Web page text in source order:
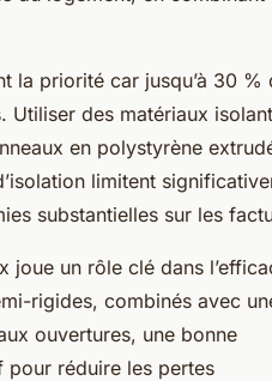
la priorité car jusqu’à 30 %
Utiliser des matériaux
en polystyrène
limitent
substantielles sur les
joue un rôle clé dans
rigides, combinés avec
ouvertures, une bonne
réduire les pertes